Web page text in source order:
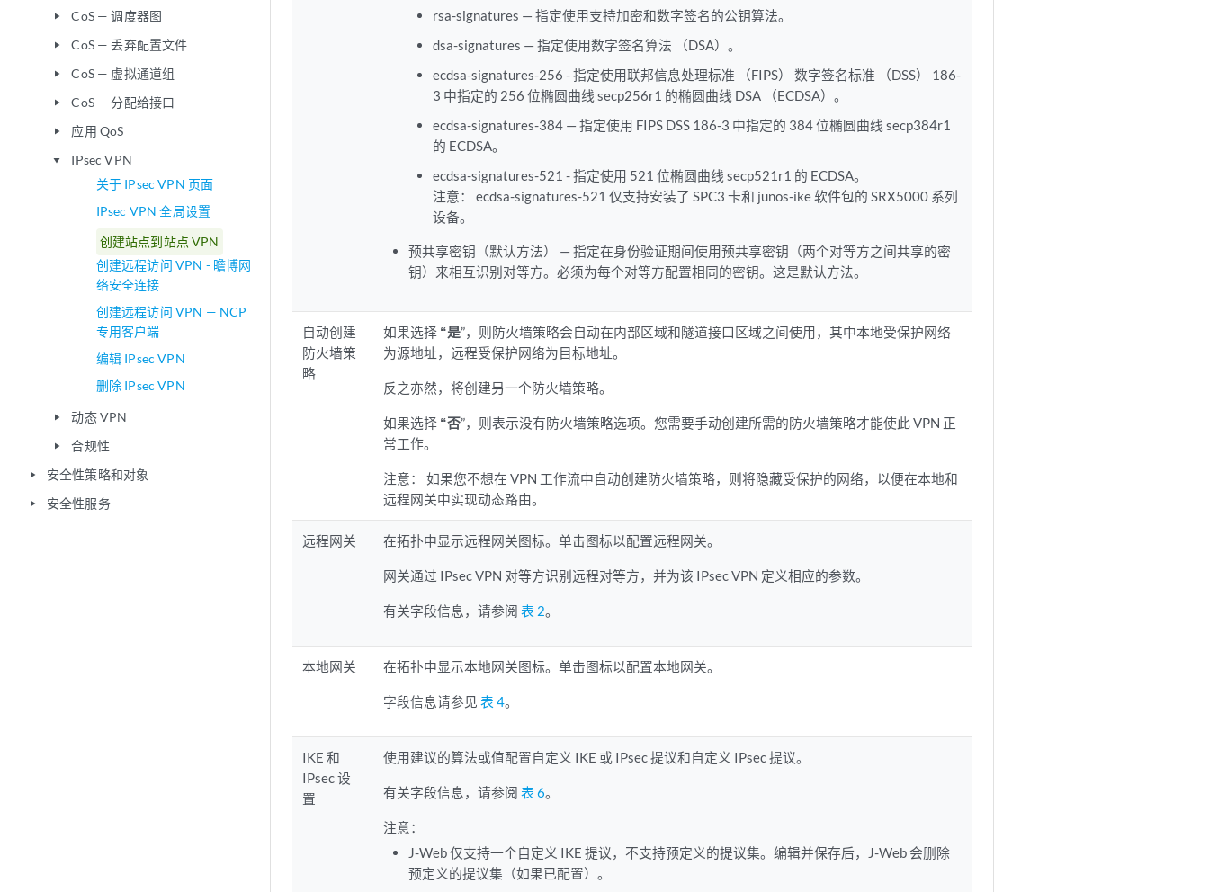
play_arrow CoS — 调度器图
play_arrow CoS — 丢弃配置文件
play_arrow CoS — 虚拟通道组
play_arrow CoS — 分配给接口
play_arrow 应用 QoS
play_arrow
IPsec VPN
关于 IPsec VPN 页面
IPsec VPN 全局设置
创建站点到站点 VPN
创建远程访问 VPN - 瞻博网
络安全连接
创建远程访问 VPN — NCP
专用客户端
编辑 IPsec VPN
删除 IPsec VPN
play_arrow 动态 VPN
play_arrow 合规性
play_arrow 安全性策略和对象
play_arrow 安全性服务
rsa-signatures — 指定使用支持加密和数字签名的公钥算法。
dsa-signatures — 指定使用数字签名算法 （DSA）。
ecdsa-signatures-256 - 指定使用联邦信息处理标准 （FIPS） 数字签名标准 （DSS） 186-
3 中指定的 256 位椭圆曲线 secp256r1 的椭圆曲线 DSA （ECDSA）。
ecdsa-signatures-384 — 指定使用 FIPS DSS 186-3 中指定的 384 位椭圆曲线 secp384r1
的 ECDSA。
ecdsa-signatures-521 - 指定使用 521 位椭圆曲线 secp521r1 的 ECDSA。
注意：
ecdsa-signatures-521 仅支持安装了 SPC3 卡和 junos-ike 软件包的 SRX5000 系列
设备。
预共享密钥（默认方法） — 指定在身份验证期间使用预共享密钥（两个对等方之间共享的密
钥）来相互识别对等方。必须为每个对等方配置相同的密钥。这是默认方法。
自动创建
防火墙策
略
如果选择 “是”，则防火墙策略会自动在内部区域和隧道接口区域之间使用，其中本地受保护网络
为源地址，远程受保护网络为目标地址。
反之亦然，将创建另一个防火墙策略。
如果选择 “否”，则表示没有防火墙策略选项。您需要手动创建所需的防火墙策略才能使此 VPN 正
常工作。
注意：
如果您不想在 VPN 工作流中自动创建防火墙策略，则将隐藏受保护的网络，以便在本地和
远程网关中实现动态路由。
远程网关 在拓扑中显示远程网关图标。单击图标以配置远程网关。
网关通过 IPsec VPN 对等方识别远程对等方，并为该 IPsec VPN 定义相应的参数。
有关字段信息，请参阅表 2。
本地网关 在拓扑中显示本地网关图标。单击图标以配置本地网关。
字段信息请参见表 4。
IKE 和
IPsec 设
置
使用建议的算法或值配置自定义 IKE 或 IPsec 提议和自定义 IPsec 提议。
有关字段信息，请参阅表 6。
注意：
J-Web 仅支持一个自定义 IKE 提议，不支持预定义的提议集。编辑并保存后，J-Web 会删除
预定义的提议集（如果已配置）。